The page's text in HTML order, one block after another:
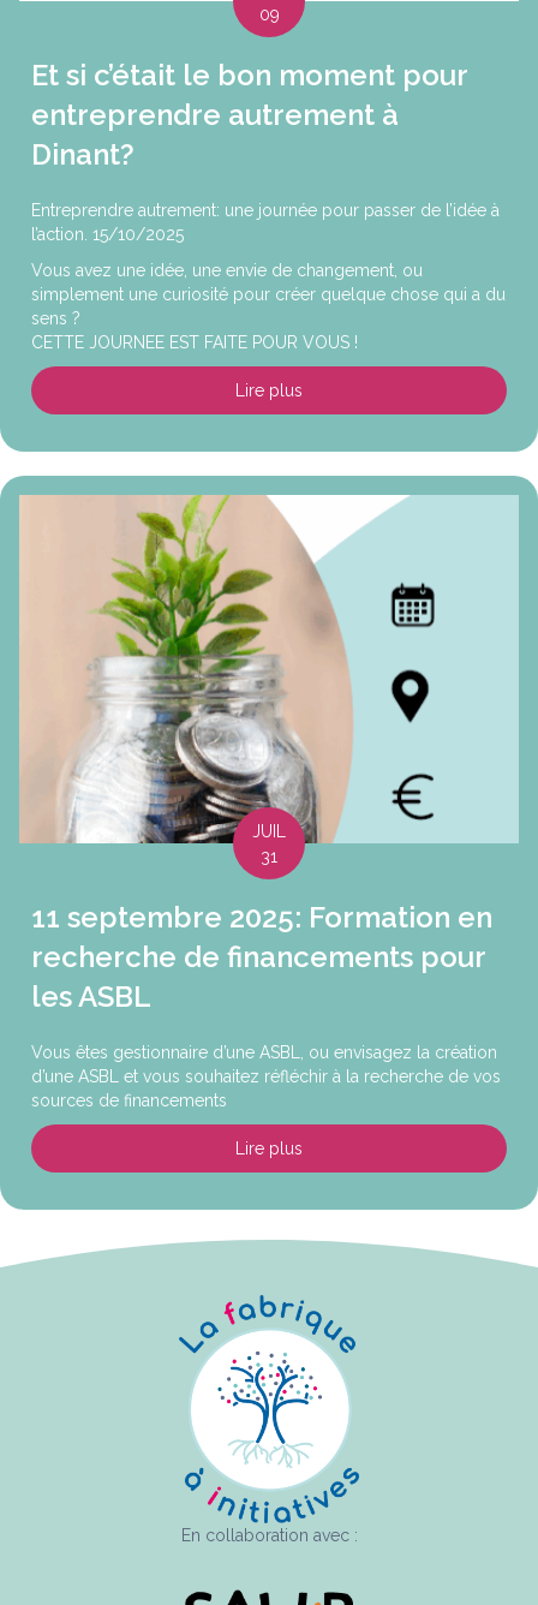
09
Et si c’était le bon moment pour
entreprendre autrement à
Dinant?
Entreprendre autrement: une journée pour passer de l’idée à
l’action. 15/10/2025
Vous avez une idée, une envie de changement, ou
simplement une curiosité pour créer quelque chose qui a du
sens ?
CETTE JOURNEE EST FAITE POUR VOUS !
Lire plus about Et si c’était le bon
JUIL
31
11 septembre 2025: Formation en
recherche de financements pour
les ASBL
Vous êtes gestionnaire d’une ASBL, ou envisagez la création
d’une ASBL et vous souhaitez réfléchir à la recherche de vos
sources de financements
Lire plus about 11 septembre 2025:
En collaboration avec :